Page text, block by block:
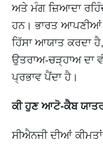
ਅਤੇ ਮੰਗ ਜ਼ਿਆਦਾ
ਹਨ। ਭਾਰਤ ਆਪਣੀਆਂ
ਹਿੱਸਾ ਆਯਾਤ ਕਰਦਾ
ਉਤਰਾਅ-ਚੜ੍ਹਾਅ ਦਾ
ਪ੍ਰਭਾਵ ਪੈਂਦਾ ਹੈ।
ਕੀ ਹੁਣ ਆਟੋ-ਕੈਬ
ਸੀਐਨਜੀ ਦੀਆਂ